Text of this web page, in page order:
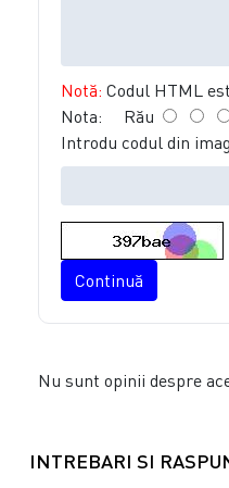
Notă: Codul HTML
Nota: Rău
Introdu codul din
Continuă
Nu sunt opinii despre
INTREBARI SI